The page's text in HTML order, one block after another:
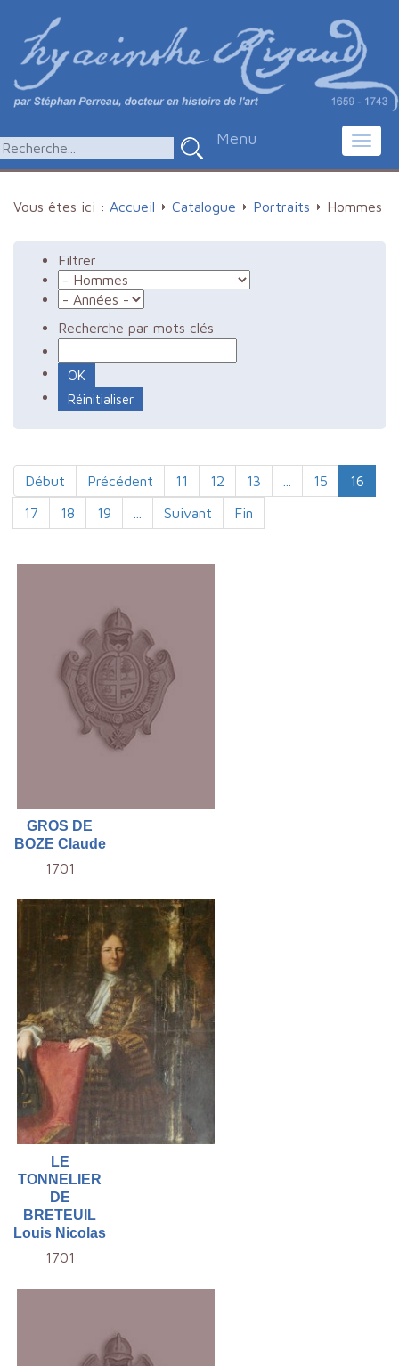
Menu
Vous êtes ici : Accueil Catalogue Portraits Hommes
Filtrer
Recherche par mots clés
Début Précédent 11 12 13 15
16
17
18 19 Suivant Fin
GROS DE
BOZE Claude
1701
LE
TONNELIER
DE
BRETEUIL
Louis Nicolas
1701